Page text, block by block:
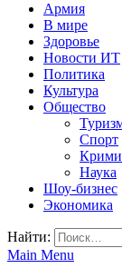
Армия
В мире
Здоровье
Новости ИТ
Политика
Культура
Общество
Спорт
Наука
Шоу-бизнес
Экономика
Найти:
Main Menu